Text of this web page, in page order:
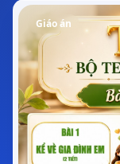
Giáo án